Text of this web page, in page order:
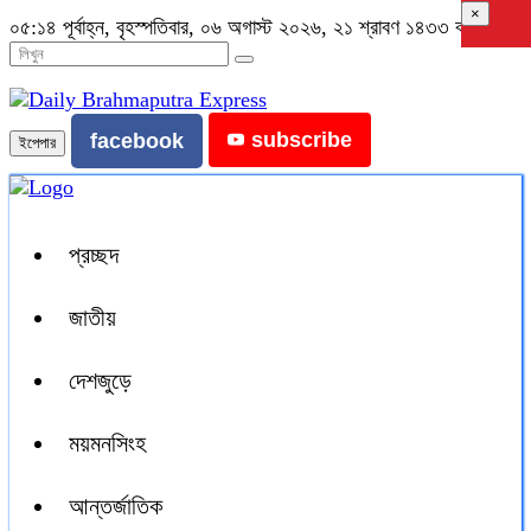
০৫:১৪ পূর্বাহ্ন, বৃহস্পতিবার, ০৬ অগাস্ট ২০২৬, ২১ শ্রাবণ ১৪৩৩ বঙ্গাব্দ
ইপেপার facebook subscribe
প্রচ্ছদ
জাতীয়
দেশজুড়ে
ময়মনসিংহ
আন্তর্জাতিক
×